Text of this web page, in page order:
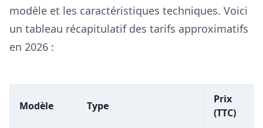
modèle et les caractéristiques techniques. Voici
un tableau récapitulatif des tarifs approximatifs
en 2026 :
Modèle Type
Prix
(TTC)